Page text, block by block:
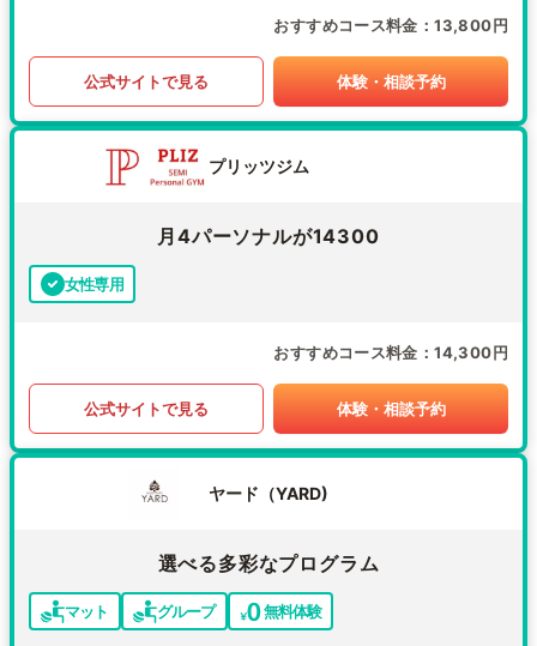
おすすめコース料金 13,800円
公式サイトで見る 体験・相談予約
プリッツジム
月4パーソナルが14300
女性専用
おすすめコース料金 14,300円
公式サイトで見る 体験・相談予約
ヤード（YARD)
選べる多彩なプログラム
マット グループ 無料体験